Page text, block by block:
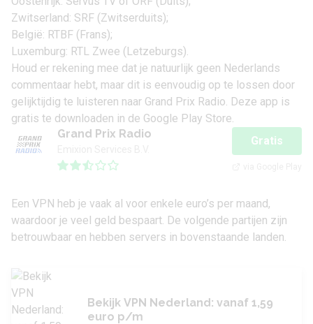
Zwitserland: SRF (Zwitserduits);
België: RTBF (Frans);
Luxemburg: RTL Zwee (Letzeburgs).
Houd er rekening mee dat je natuurlijk geen Nederlands
commentaar hebt, maar dit is eenvoudig op te lossen door
gelijktijdig te luisteren naar Grand Prix Radio. Deze app is
gratis te downloaden in de Google Play Store.
Grand Prix Radio
Gratis
Een VPN heb je vaak al voor enkele euro’s per maand,
waardoor je veel geld bespaart. De volgende partijen zijn
betrouwbaar en hebben servers in bovenstaande landen.
Bekijk VPN Nederland: vanaf 1,59
euro p/m